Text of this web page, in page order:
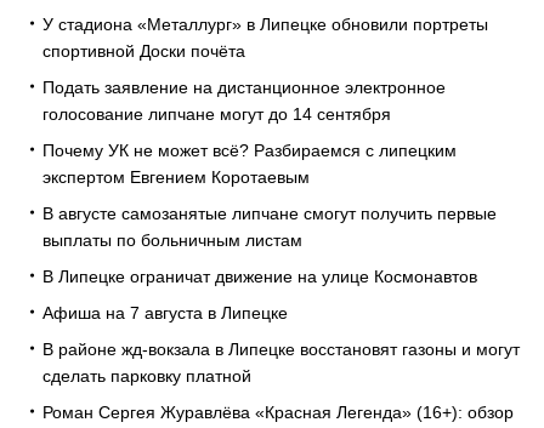
У стадиона «Металлург» в Липецке обновили портреты
спортивной Доски почёта
Подать заявление на дистанционное электронное
голосование липчане могут до 14 сентября
Почему УК не может всё? Разбираемся с липецким
экспертом Евгением Коротаевым
В августе самозанятые липчане смогут получить первые
выплаты по больничным листам
В Липецке ограничат движение на улице Космонавтов
Афиша на 7 августа в Липецке
В районе жд-вокзала в Липецке восстановят газоны и могут
сделать парковку платной
Роман Сергея Журавлёва «Красная Легенда» (16+): обзор